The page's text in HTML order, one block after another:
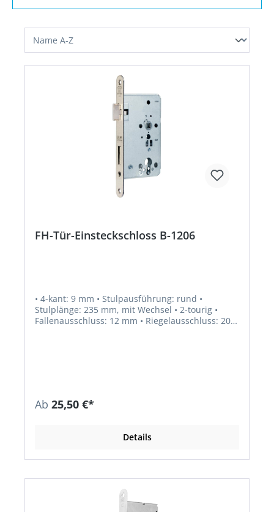
FH-Tür-Einsteckschloss B-1206
• 4-kant: 9 mm • Stulpausführung: rund •
Stulplänge: 235 mm, mit Wechsel • 2-tourig •
Fallenausschluss: 12 mm • Riegelausschluss: 20
Ab 25,50 €*
Details